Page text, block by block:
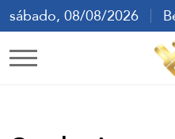
sábado, 08/08/2026